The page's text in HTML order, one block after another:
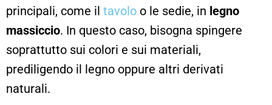
principali, come il tavolo o le sedie, in legno
massiccio. In questo caso, bisogna spingere
soprattutto sui colori e sui materiali,
prediligendo il legno oppure altri derivati
naturali.